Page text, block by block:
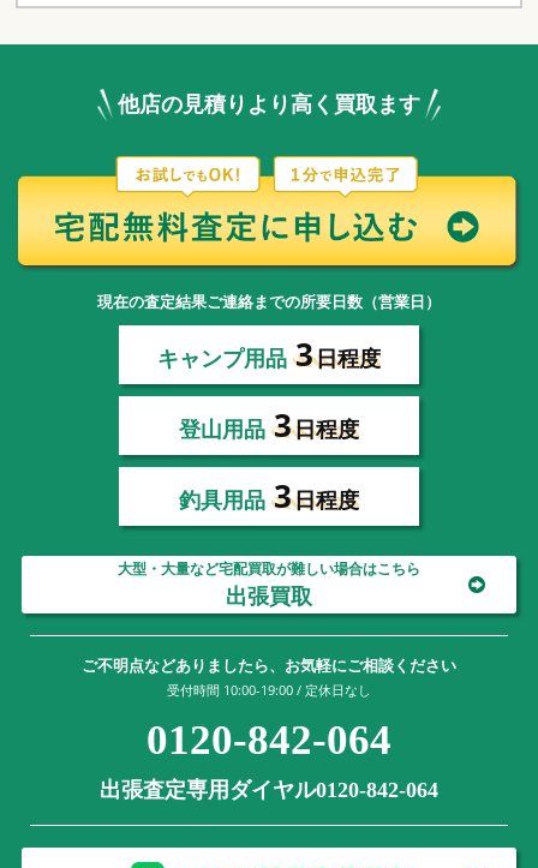
他店の見積りより高く買取ます
現在の査定結果ご連絡までの所要日数（営業日）
キャンプ用品 3日程度
登山用品 3日程度
釣具用品 3日程度
大型・大量など宅配買取が難しい場合はこちら
出張買取
ご不明点などありましたら、お気軽にご相談ください
受付時間 10:00-19:00 / 定休日なし
0120-842-064
出張査定専用ダイヤル0120-842-064